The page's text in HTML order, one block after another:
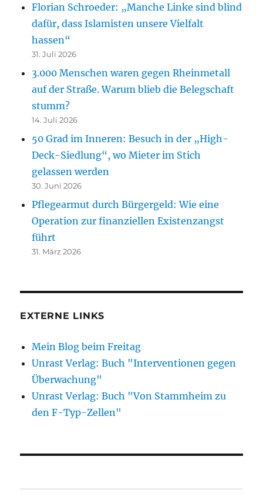
Florian Schroeder: „Manche Linke sind blind
dafür, dass Islamisten unsere Vielfalt
hassen“
31. Juli 2026
3.000 Menschen waren gegen Rheinmetall
auf der Straße. Warum blieb die Belegschaft
stumm?
14. Juli 2026
50 Grad im Inneren: Besuch in der „High-
Deck-Siedlung“, wo Mieter im Stich
gelassen werden
30. Juni 2026
Pflegearmut durch Bürgergeld: Wie eine
Operation zur finanziellen Existenzangst
führt
31. März 2026
EXTERNE LINKS
Mein Blog beim Freitag
Unrast Verlag: Buch "Interventionen gegen
Überwachung"
Unrast Verlag: Buch "Von Stammheim zu
den F-Typ-Zellen"